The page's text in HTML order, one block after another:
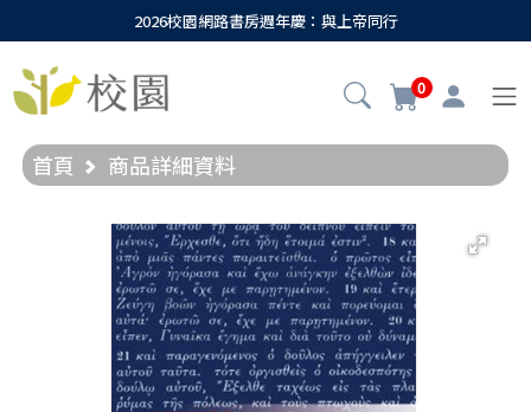
2026校園網路書房週年慶：與上帝同行
0
首頁 商品詳細資料